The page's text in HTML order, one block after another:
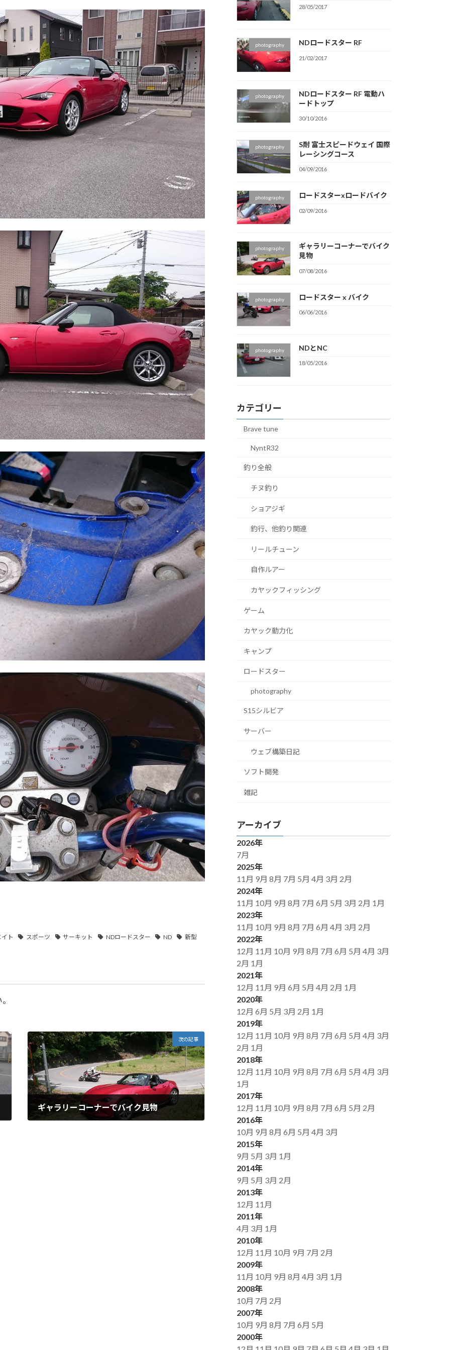
ト スポーツ サーキット NDロードスター ND 新型
次の記事
ギャラリーコーナーでバイク見物
28/05/2017
photography NDロードスター RF
21/02/2017
photography
NDロードスター RF 電動ハ
ードトップ
30/10/2016
photography
S耐 富士スピードウェイ 国際
レーシングコース
04/09/2016
photography ロードスターxロードバイク
02/09/2016
photography
ギャラリーコーナーでバイク
見物
07/08/2016
photography ロードスター x バイク
06/06/2016
photography NDとNC
18/05/2016
カテゴリー
Brave tune
NyntR32
釣り全般
チヌ釣り
ショアジギ
釣行、他釣り関連
リールチューン
自作ルアー
カヤックフィッシング
ゲーム
カヤック動力化
キャンプ
ロードスター
photography
S15シルビア
サーバー
ウェブ構築日記
ソフト開発
雑記
アーカイブ
2026年
7月
2025年
11月 9月8月 7月 5月4月 3月 2月
2024年
11月 10月 9月8月 7月6月 5月 3月 2月 1月
2023年
11月 10月 9月8月 7月6月4月 3月 2月
2022年
12月 11月 10月 9月8月 7月6月 5月4月 3月
2月 1月
2021年
12月 11月 9月6月 5月4月 2月 1月
2020年
12月6月 5月 3月 2月 1月
2019年
12月 11月 10月 9月8月 7月6月 5月4月 3月
2月 1月
2018年
12月 11月 10月 9月8月 7月6月 5月4月 3月
1月
2017年
12月 11月 10月 9月8月 7月6月 5月 2月
2016年
10月 9月8月6月 5月4月 3月
2015年
9月 5月 3月 1月
2014年
9月 5月 3月 2月
2013年
12月 11月
2011年
4月 3月 1月
2010年
12月 11月 10月 9月 7月 2月
2009年
11月 10月 9月8月4月 3月 1月
2008年
10月 7月 2月
2007年
10月 9月8月 7月6月 5月
2000年